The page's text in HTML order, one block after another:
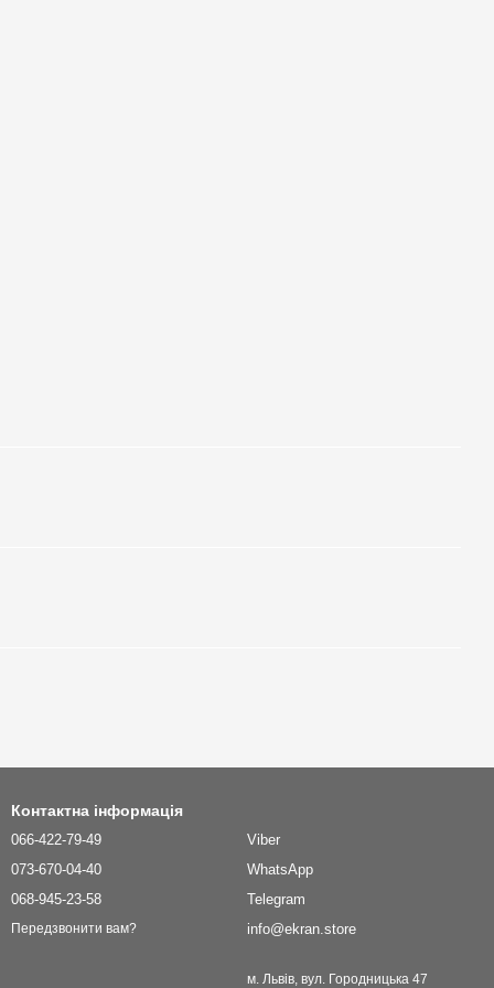
Контактна інформація
066-422-79-49
073-670-04-40
068-945-23-58
Передзвонити вам?
Viber
WhatsApp
Telegram
info@ekran.store
м. Львів, вул. Городницька 47